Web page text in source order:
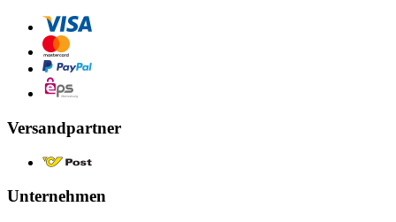
Versandpartner
Unternehmen